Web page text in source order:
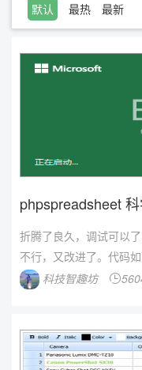
默认 最热 最新
phpspreadsheet
折腾了良久，调试可以
不行，又改进了。代码
科技智趣坊
